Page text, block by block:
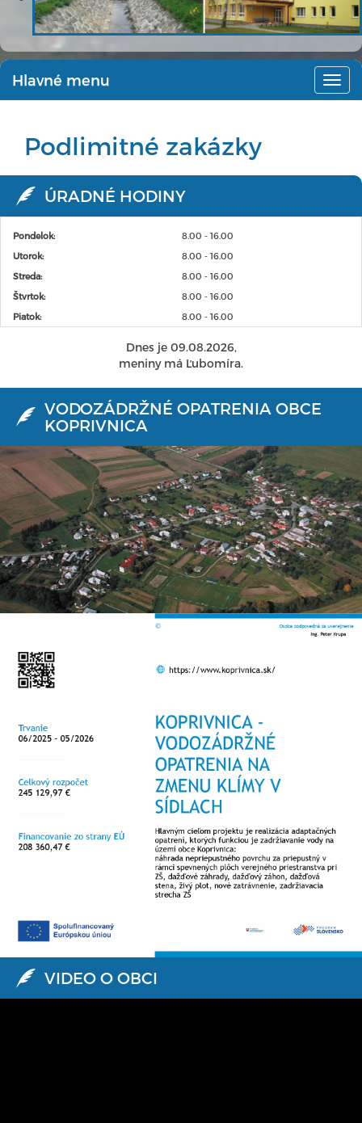
Hlavné menu
Podlimitné zakázky
ÚRADNÉ HODINY
Pondelok:
8.00 - 16.00
Utorok:
8.00 - 16.00
Streda:
8.00 - 16.00
Štvrtok:
8.00 - 16.00
Piatok:
8.00 - 16.00
Dnes je 09.08.2026,
meniny má Ľubomíra.
VODOZÁDRŽNÉ OPATRENIA OBCE
KOPRIVNICA
VIDEO O OBCI